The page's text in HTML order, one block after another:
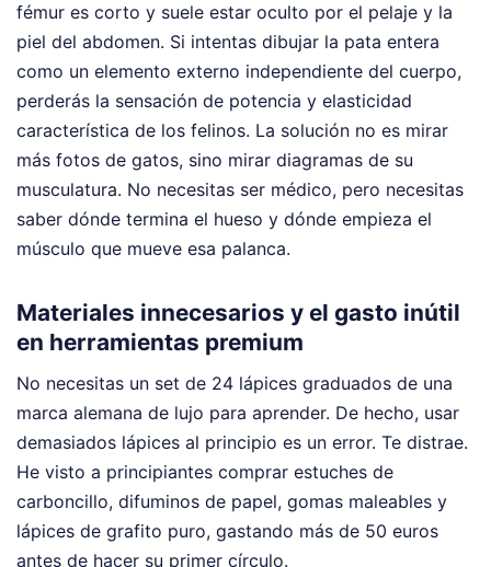
fémur es corto y suele estar oculto por el pelaje y la
piel del abdomen. Si intentas dibujar la pata entera
como un elemento externo independiente del cuerpo,
perderás la sensación de potencia y elasticidad
característica de los felinos. La solución no es mirar
más fotos de gatos, sino mirar diagramas de su
musculatura. No necesitas ser médico, pero necesitas
saber dónde termina el hueso y dónde empieza el
músculo que mueve esa palanca.
Materiales innecesarios y el gasto inútil
en herramientas premium
No necesitas un set de 24 lápices graduados de una
marca alemana de lujo para aprender. De hecho, usar
demasiados lápices al principio es un error. Te distrae.
He visto a principiantes comprar estuches de
carboncillo, difuminos de papel, gomas maleables y
lápices de grafito puro, gastando más de 50 euros
antes de hacer su primer círculo.